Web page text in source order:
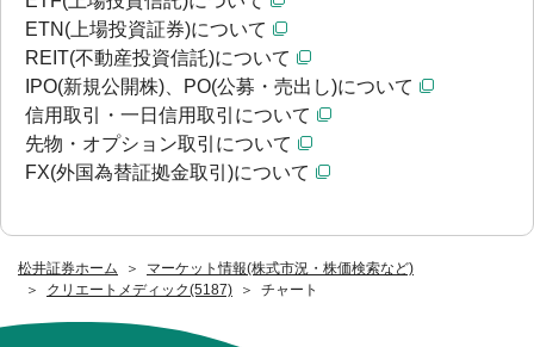
松井証券ホーム
マーケット情報(株式市況・株価検索など)
クリエートメディック(5187)
チャート
ETN(上場投資証券)について
REIT(不動産投資信託)について
IPO(新規公開株)、PO(公募・売出し)について
信用取引・一日信用取引について
先物・オプション取引について
FX(外国為替証拠金取引)について